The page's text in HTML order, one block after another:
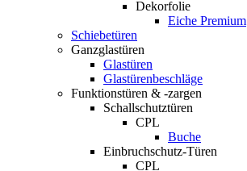
Dekorfolie
Eiche Premium
Schiebetüren
Ganzglastüren
Glastüren
Glastürenbeschläge
Funktionstüren & -zargen
Schallschutztüren
CPL
Buche
Einbruchschutz-Türen
CPL